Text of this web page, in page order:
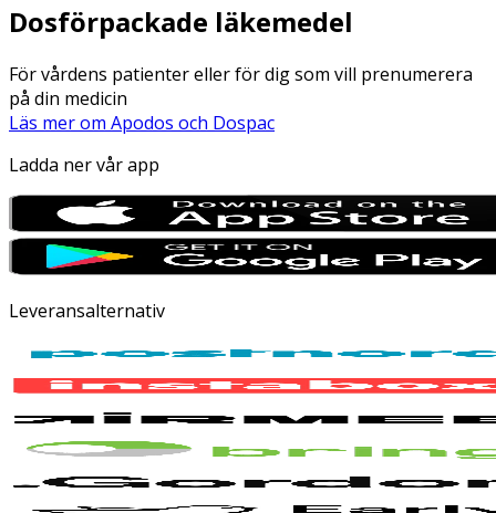
Dosförpackade läkemedel
För vårdens patienter eller för dig som vill prenumerera
på din medicin
Läs mer om Apodos och Dospac
Ladda ner vår app
Leveransalternativ